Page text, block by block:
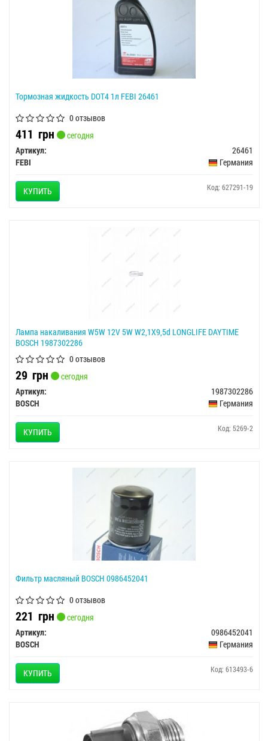
Тормозная жидкость DOT4 1л FEBI 26461
0 отзывов
411 грн
сегодня
Артикул:
26461
FEBI
Германия
КУПИТЬ Код: 627291-19
Лампа накаливания W5W 12V 5W W2,1X9,5d LONGLIFE DAYTIME
BOSCH 1987302286
0 отзывов
29 грн
сегодня
Артикул:
1987302286
BOSCH
Германия
КУПИТЬ Код: 5269-2
Фильтр масляный BOSCH 0986452041
0 отзывов
221 грн
сегодня
Артикул:
0986452041
BOSCH
Германия
КУПИТЬ Код: 613493-6